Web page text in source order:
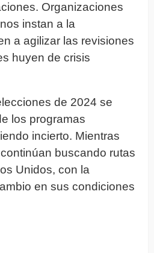
Organizaciones
instan a la
a agilizar las revisiones
huyen de crisis
de 2024 se
los programas
incierto. Mientras
buscando rutas
Unidos, con la
en sus condiciones